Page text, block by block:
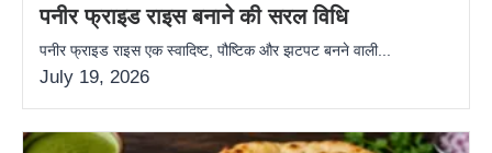
पनीर फ्राइड राइस बनाने की सरल विधि
पनीर फ्राइड राइस एक स्वादिष्ट, पौष्टिक और झटपट बनने वाली...
July 19, 2026